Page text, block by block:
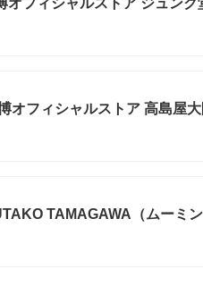
オフィシャルストア 高島屋
TAMAGAWA（ムーミ